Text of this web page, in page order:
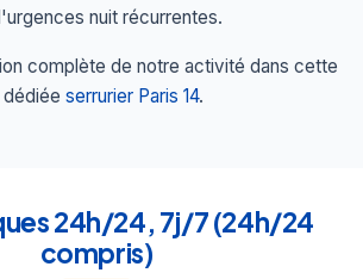
nuit récurrentes.
complète de notre activité dans cette
serrurier Paris 14.
24h/24, 7j/7 (24h/24
compris)